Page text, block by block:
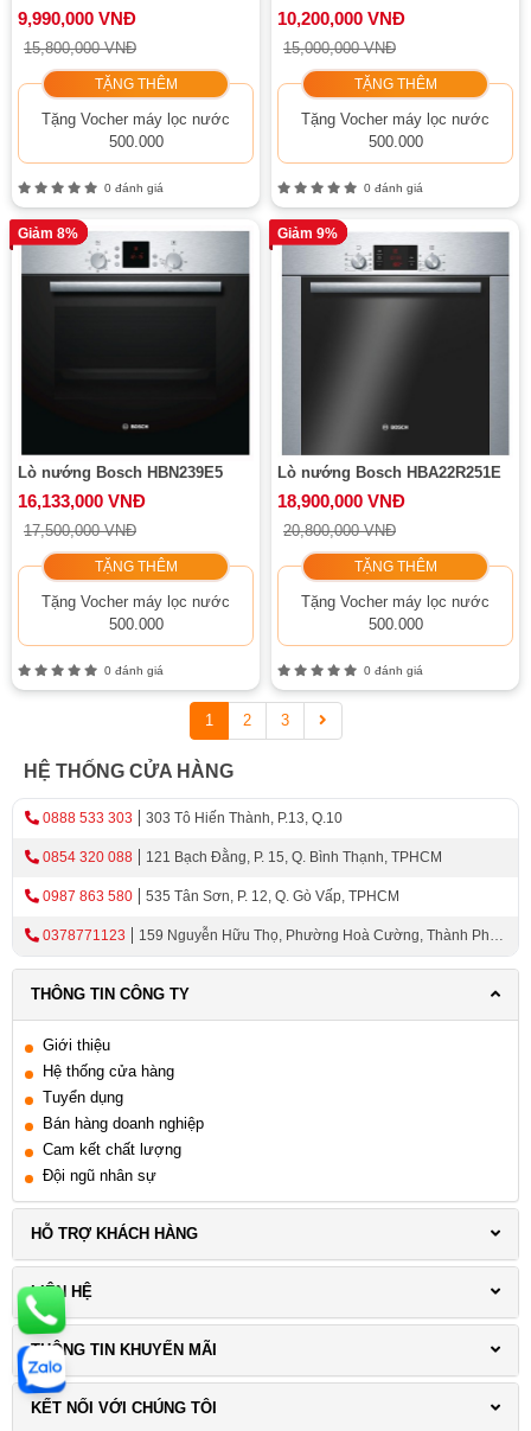
9,990,000 VNĐ
15,800,000 VNĐ
TẶNG THÊM
Tặng Vocher máy lọc nước
500.000
0 đánh giá
10,200,000 VNĐ
15,000,000 VNĐ
TẶNG THÊM
Tặng Vocher máy lọc nước
500.000
0 đánh giá
Giảm 8%
Lò nướng Bosch HBN239E5
16,133,000 VNĐ
17,500,000 VNĐ
TẶNG THÊM
Tặng Vocher máy lọc nước
500.000
0 đánh giá
Giảm 9%
Lò nướng Bosch HBA22R251E
18,900,000 VNĐ
20,800,000 VNĐ
TẶNG THÊM
Tặng Vocher máy lọc nước
500.000
0 đánh giá
1 2 3
HỆ THỐNG CỬA HÀNG
0888 533 303 303 Tô Hiến Thành, P.13, Q.10
0854 320 088 121 Bạch Đằng, P. 15, Q. Bình Thạnh, TPHCM
0987 863 580 535 Tân Sơn, P. 12, Q. Gò Vấp, TPHCM
0378771123
159 Nguyễn Hữu Thọ, Phường Hoà Cường, Thành Phố
THÔNG TIN CÔNG TY
Giới thiệu
Hệ thống cửa hàng
Tuyển dụng
Bán hàng doanh nghiệp
Cam kết chất lượng
Đội ngũ nhân sự
HỖ TRỢ KHÁCH HÀNG
LIÊN HỆ
THÔNG TIN KHUYẾN MÃI
KẾT NỐI VỚI CHÚNG TÔI